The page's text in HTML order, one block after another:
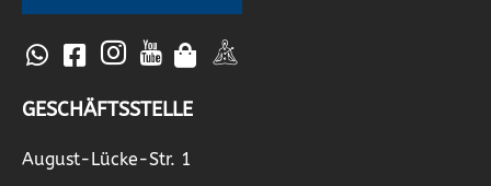
GESCHÄFTSSTELLE
August-Lücke-Str. 1